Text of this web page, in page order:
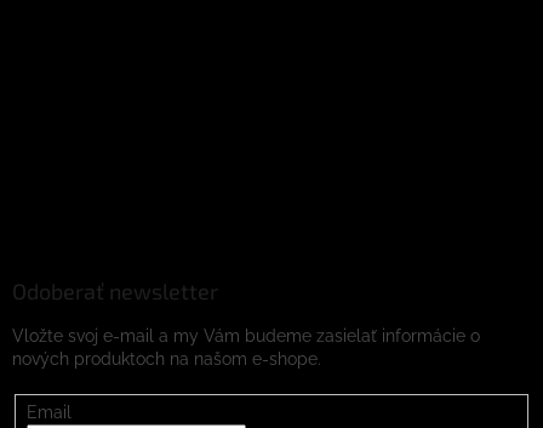
Odoberať newsletter
Vložte svoj e-mail a my Vám budeme zasielať informácie o
nových produktoch na našom e-shope.
Email